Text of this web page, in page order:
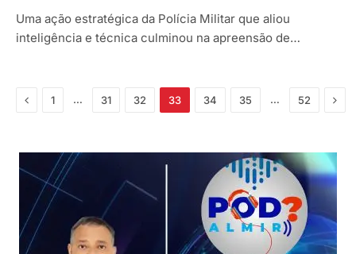
Uma ação estratégica da Polícia Militar que aliou
inteligência e técnica culminou na apreensão de…
Anterior
1 … 31 32 33 34 35 … 52